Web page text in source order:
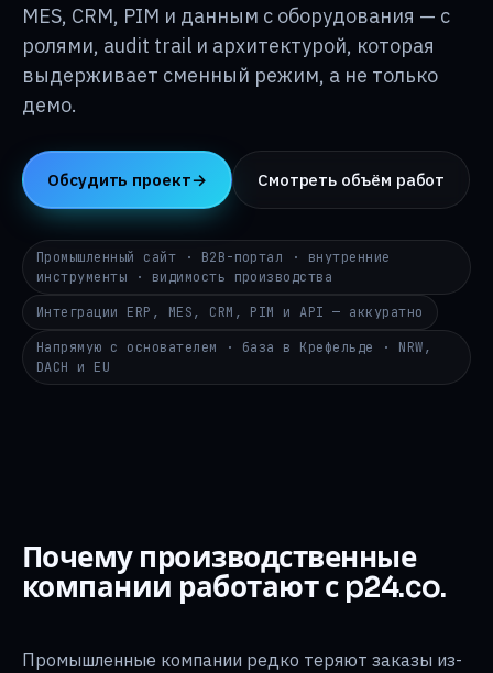
→ Контакты
DEEN
MES, CRM, PIM и данным с оборудования — с
ролями, audit trail и архитектурой, которая
выдерживает сменный режим, а не только
демо.
Обсудить проект→ Смотреть объём работ
Промышленный сайт · B2B-портал · внутренние
инструменты · видимость производства
Интеграции ERP, MES, CRM, PIM и API — аккуратно
Напрямую с основателем · база в Крефельде · NRW,
DACH и EU
Почему производственные
компании работают с p24.co.
Промышленные компании редко теряют заказы из-